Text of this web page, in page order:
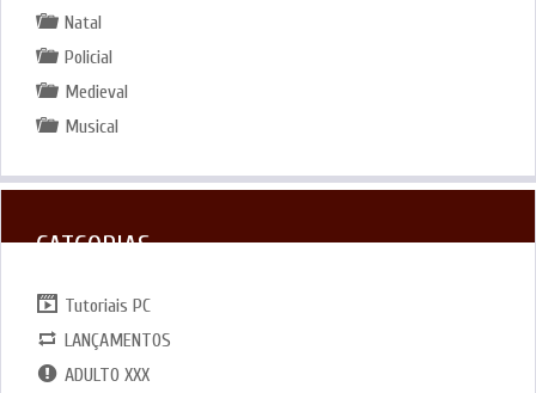
Natal
Policial
Medieval
Musical
CATGORIAS
Tutoriais PC
LANÇAMENTOS
ADULTO XXX